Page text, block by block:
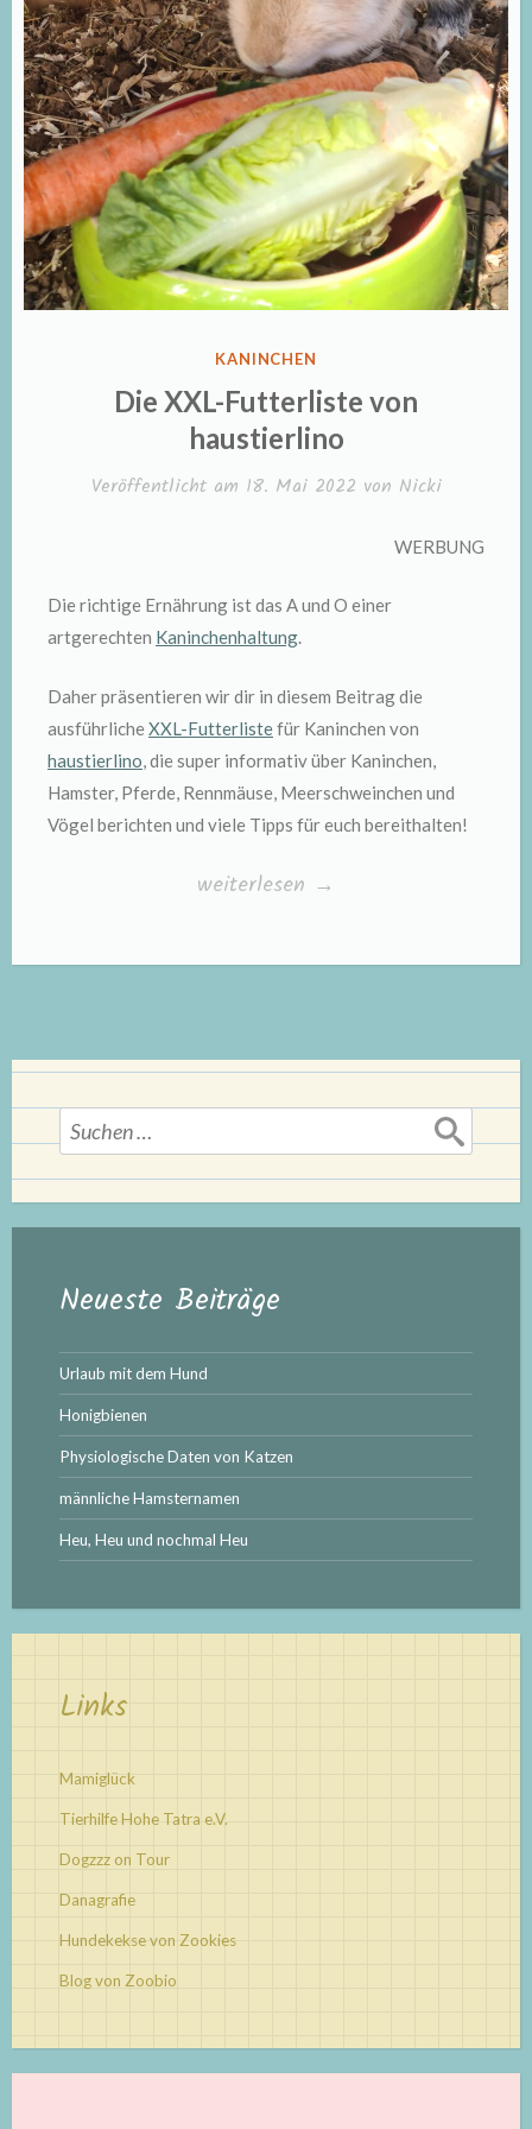
VERÖFFENTLICHT
KANINCHEN
Die XXL-Futterliste von
haustierlino
Veröffentlicht am 18. Mai 2022 von Nicki
WERBUNG
Die richtige Ernährung ist das A und O einer
artgerechten Kaninchenhaltung.
Daher präsentieren wir dir in diesem Beitrag die
ausführlicheXXL-Futterlistefür Kaninchen von
haustierlino, die super informativ über Kaninchen,
Hamster, Pferde, Rennmäuse, Meerschweinchen und
Vögel berichten und viele Tipps für euch bereithalten!
„Die
Futterliste
weiterlesen →
Suchen
nach:
Neueste Beiträge
Urlaub mit dem Hund
Honigbienen
Physiologische Daten von Katzen
männliche Hamsternamen
Heu, Heu und nochmal Heu
Links
Mamiglück
Tierhilfe Hohe Tatra e.V.
Dogzzz on Tour
Danagrafie
Hundekekse von Zookies
Blog von Zoobio